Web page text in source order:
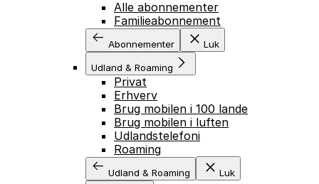
Alle abonnementer
Familieabonnement
Abonnementer Luk
Udland & Roaming
Privat
Erhverv
Brug mobilen i 100 lande
Brug mobilen i luften
Udlandstelefoni
Roaming
Udland & Roaming Luk